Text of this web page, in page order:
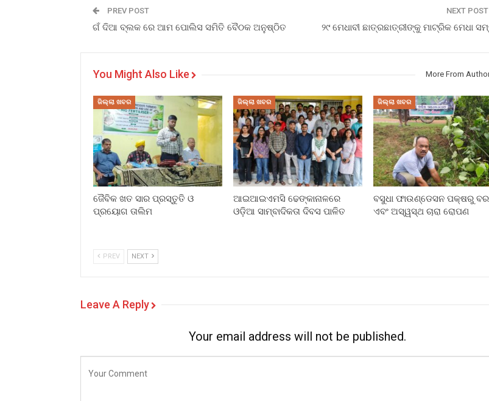
PREV POST
ଗଁ ଦିଆ ବ୍ଲକ ରେ ଆମ ପୋଲିସ ସମିତି ବୈଠକ ଅନୁଷ୍ଠିତ
NEXT POST
୨୯ ମେଧାବୀ ଛାତ୍ରଛାତ୍ରୀଙ୍କୁ ମାଟ୍ରିକ ମେଧା
You Might Also Like More From
ଜିଲ୍ଲା ଖବର
ଜୈବିକ ଖତ ସାର ପ୍ରସ୍ତୁତି ଓ
ପ୍ରୟୋଗ ତାଲିମ
ଜିଲ୍ଲା ଖବର
ଆଇଆଇଏମସି ଢେଙ୍କାନାଳରେ
ଓଡ଼ିଆ ସାମ୍ବାଦିକତା ଦିବସ ପାଳିତ
ଜିଲ୍ଲା ଖବର
ବସୁଧା ଫାଉଣ୍ଡେସନ ପକ୍ଷରୁ ବର
ଏବଂ ଅସ୍ୱସ୍ଥ ଚାରା ରୋପଣ
PREV NEXT
Leave A Reply
Your email address will not be published.